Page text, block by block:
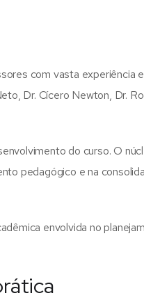
com vasta experiência
Dr. Cícero Newton, Dr.
do curso. O
pedagógico e na
envolvida no